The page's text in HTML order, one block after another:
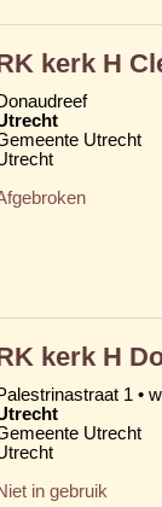
kerk H
Utrecht
kerk H
1 •
Utrecht
in gebruik